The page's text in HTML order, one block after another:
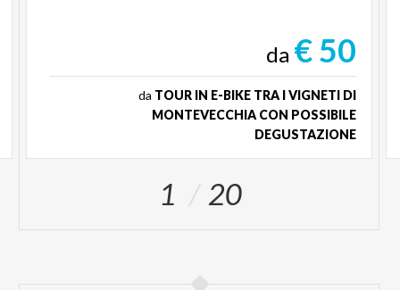
da € 50
da TOUR IN E-BIKE TRA I VIGNETI DI
MONTEVECCHIA CON POSSIBILE
DEGUSTAZIONE
1 20